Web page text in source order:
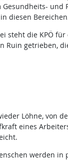
Gesundheits- und
diesen
steht die KPÖ
Ruin getrieben,
Löhne, von
eines
werden in